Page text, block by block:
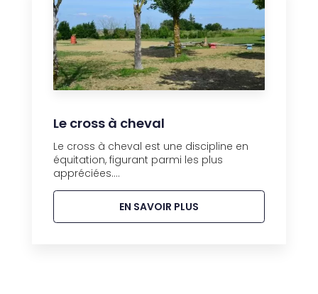
Le cross à cheval
Le cross à cheval est une discipline en
équitation, figurant parmi les plus
appréciées....
EN SAVOIR PLUS